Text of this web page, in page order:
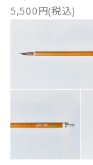
5,500円(税込)